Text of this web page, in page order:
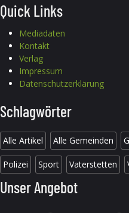
Quick Links
Mediadaten
Kontakt
Verlag
Impressum
Datenschutzerklärung
Schlagwörter
Alle Artikel Alle Gemeinden
Polizei Sport Vaterstetten
Unser Angebot